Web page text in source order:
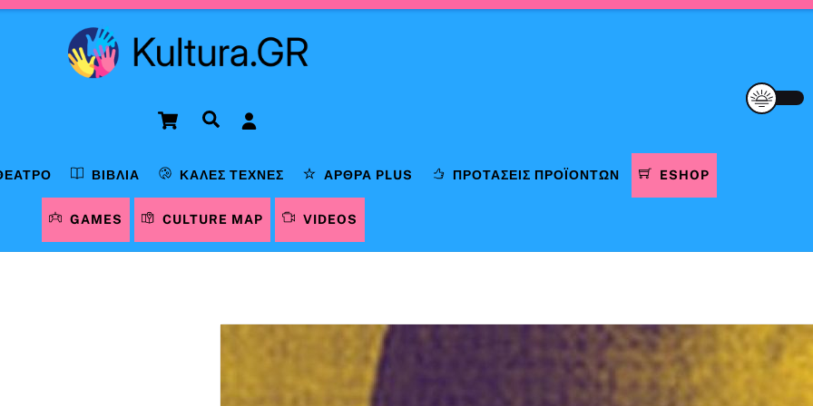
Cart Αναζήτηση
ΒΙΒΛΊΑ ΚΑΛΈΣ ΤΈΧΝΕΣ ΆΡΘΡΑ PLUS ΠΡΟΤΆΣΕΙΣ ΠΡΟΪΌΝΤΩΝ ESHOP
GAMES CULTURE MAP VIDEOS